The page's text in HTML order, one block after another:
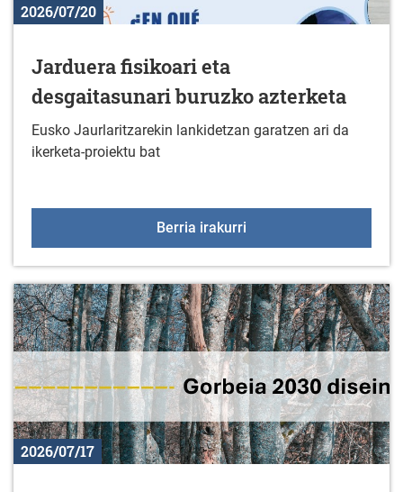
2026/07/20
Jarduera fisikoari eta
desgaitasunari buruzko azterketa
Eusko Jaurlaritzarekin lankidetzan garatzen ari da
ikerketa-proiektu bat
Berria irakurri
2026/07/17